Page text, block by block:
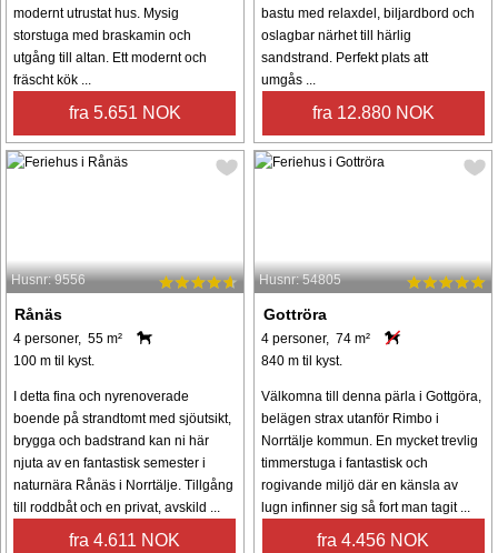
modernt utrustat hus. Mysig
storstuga med braskamin och
utgång till altan. Ett modernt och
fräscht kök ...
fra 5.651 NOK
bastu med relaxdel, biljardbord och
oslagbar närhet till härlig
sandstrand. Perfekt plats att
umgås ...
fra 12.880 NOK
Husnr: 9556
Rånäs
4 personer, 55 m²
100 m til kyst.
I detta fina och nyrenoverade
boende på strandtomt med sjöutsikt,
brygga och badstrand kan ni här
njuta av en fantastisk semester i
naturnära Rånäs i Norrtälje. Tillgång
till roddbåt och en privat, avskild ...
fra 4.611 NOK
Husnr: 54805
Gottröra
4 personer, 74 m²
840 m til kyst.
Välkomna till denna pärla i Gottgöra,
belägen strax utanför Rimbo i
Norrtälje kommun. En mycket trevlig
timmerstuga i fantastisk och
rogivande miljö där en känsla av
lugn infinner sig så fort man tagit ...
fra 4.456 NOK